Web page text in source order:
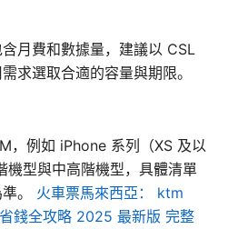
月費和數據量，建議以 CSL
求選取合適的容量與期限。
，例如 iPhone 系列（XS 及以
機型與中高階機型，具體清單
。 火車票馬來西亞： ktm
錢全攻略 2025 最新版 完整